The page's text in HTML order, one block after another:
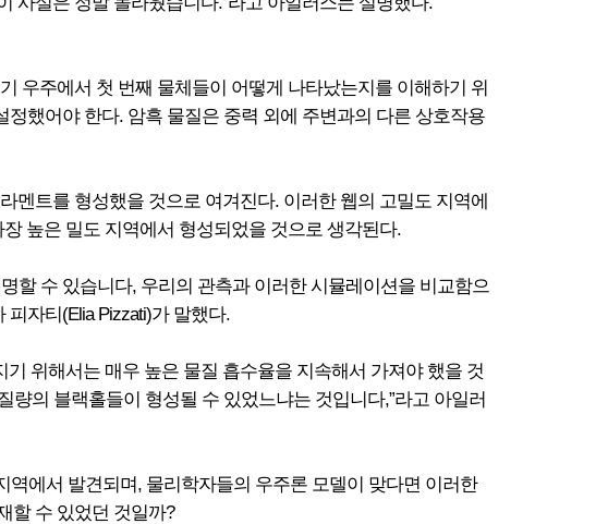
우주에서 첫 번째 물체들이 어떻게 나타났는지를 이해하기 위
했어야 한다. 암흑 물질은 중력 외에 주변과의 다른 상호작용
멘트를 형성했을 것으로 여겨진다. 이러한 웹의 고밀도 지역에
높은 밀도 지역에서 형성되었을 것으로 생각된다.
할 수 있습니다, 우리의 관측과 이러한 시뮬레이션을 비교함으
자티(Elia Pizzati)가 말했다.
위해서는 매우 높은 물질 흡수율을 지속해서 가져야 했을 것
의 블랙홀들이 형성될 수 있었느냐는 것입니다,”라고 아일러
역에서 발견되며, 물리학자들의 우주론 모델이 맞다면 이러한
할 수 있었던 것일까?